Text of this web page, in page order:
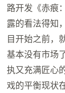
路开发《赤痕
露的看法得知
目开始之前，
基本没有市场
执又充满匠心
戏的平衡现状